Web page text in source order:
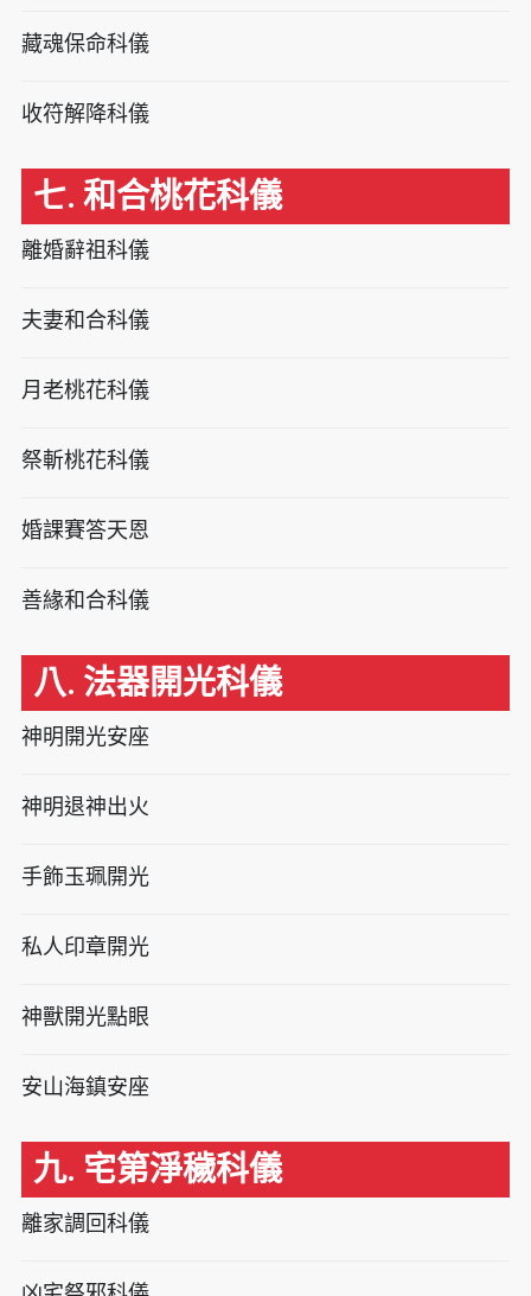
藏魂保命科儀
收符解降科儀
七. 和合桃花科儀
離婚辭祖科儀
夫妻和合科儀
月老桃花科儀
祭斬桃花科儀
婚課賽答天恩
善緣和合科儀
八. 法器開光科儀
神明開光安座
神明退神出火
手飾玉珮開光
私人印章開光
神獸開光點眼
安山海鎮安座
九. 宅第淨穢科儀
離家調回科儀